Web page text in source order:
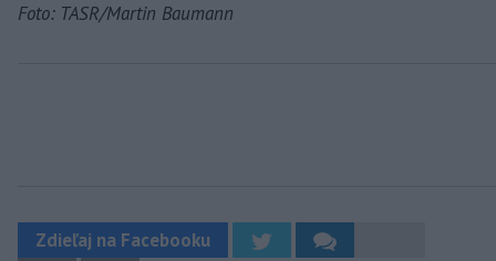
Foto: TASR/Martin Baumann
Zdieľaj na Facebooku